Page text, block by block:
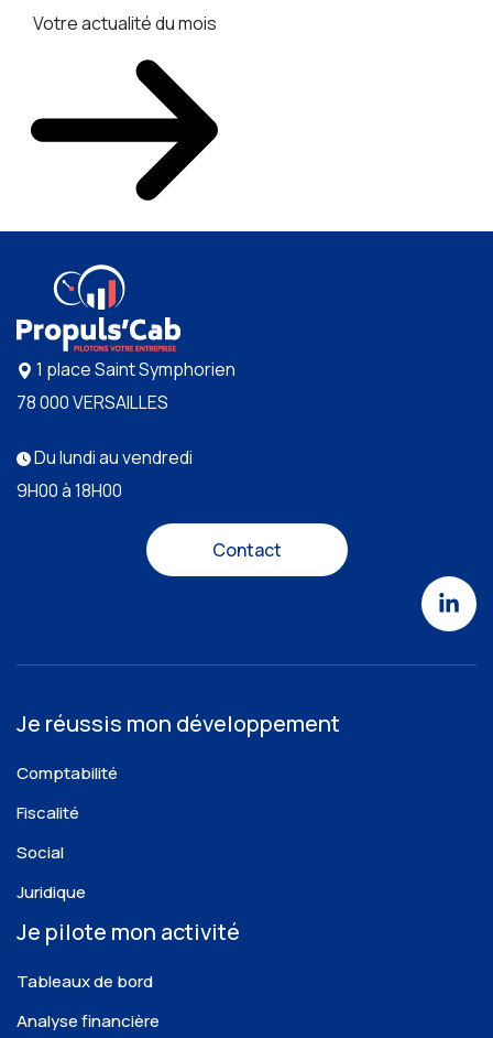
Votre actualité du mois
1 place Saint Symphorien
78 000 VERSAILLES
Du lundi au vendredi
9H00 à 18H00
Contact
Je réussis mon développement
Comptabilité
Fiscalité
Social
Juridique
Je pilote mon activité
Tableaux de bord
Analyse financière